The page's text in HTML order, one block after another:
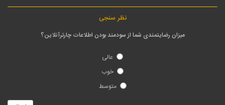
نظر سنجی
میزان رضایتمندی شما از سودمند بودن اطلاعات چارترآنلاین؟
عالی
خوب
متوسط